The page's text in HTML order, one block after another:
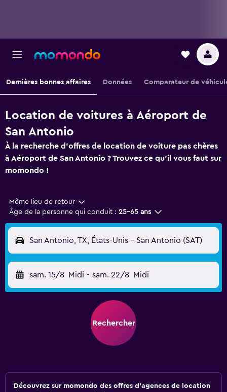
Dernières bonnes affaires Données Comparateur de
Location de voitures à Aéroport de
San Antonio
À la recherche d'offres de location de voiture pas chères
à Aéroport de San Antonio ? Trouvez ce qu'il vous faut sur
momondo !
Même lieu de retour
Âge de la personne qui conduit : 25-65 ans
San Antonio, TX, États-Unis - San Antonio (SAT)
sam. 15/8 Midi - sam. 22/8 Midi
Rechercher
Découvrez sur momondo des offres d'agences de location